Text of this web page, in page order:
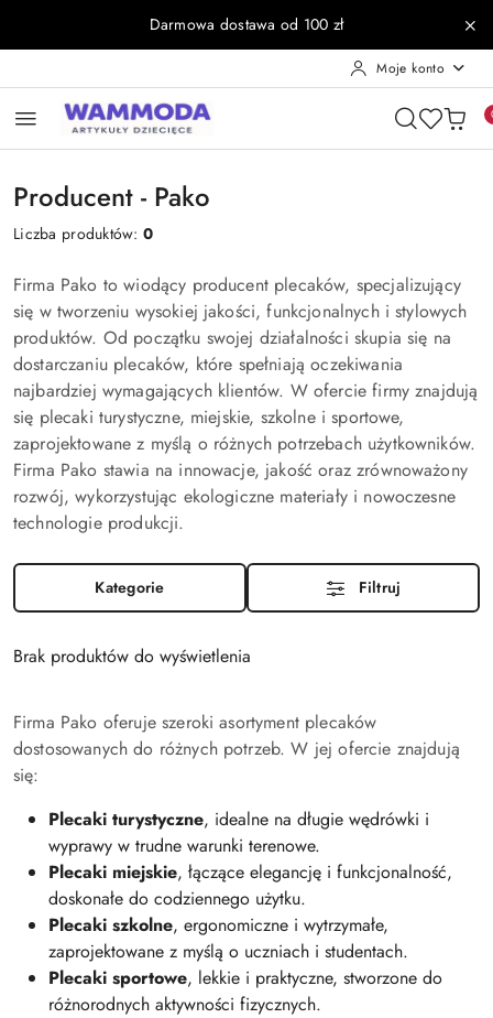
Przejdź do treści głównej
Przejdź do wyszukiwarki
Przejdź do moje konto
Przejdź do menu głównego
Przejdź do stopkiDarmowa dostawa od 100 zł
Moje konto
Producent - Pako
Liczba produktów:0
Firma Pako to wiodący producent plecaków, specjalizujący
się w tworzeniu wysokiej jakości, funkcjonalnych i stylowych
produktów. Od początku swojej działalności skupia się na
dostarczaniu plecaków, które spełniają oczekiwania
najbardziej wymagających klientów. W ofercie firmy znajdują
się plecaki turystyczne, miejskie, szkolne i sportowe,
zaprojektowane z myślą o różnych potrzebach użytkowników.
Firma Pako stawia na innowacje, jakość oraz zrównoważony
rozwój, wykorzystując ekologiczne materiały i nowoczesne
technologie produkcji.
Kategorie Filtruj
Brak produktów do wyświetlenia
Firma Pako oferuje szeroki asortyment plecaków
dostosowanych do różnych potrzeb. W jej ofercie znajdują
się:
Plecaki turystyczne, idealne na długie wędrówki i
wyprawy w trudne warunki terenowe.
Plecaki miejskie, łączące elegancję i funkcjonalność,
doskonałe do codziennego użytku.
Plecaki szkolne, ergonomiczne i wytrzymałe,
zaprojektowane z myślą o uczniach i studentach.
Plecaki sportowe, lekkie i praktyczne, stworzone do
różnorodnych aktywności fizycznych.